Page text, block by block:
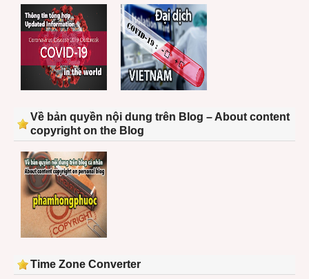
Về bản quyền nội dung trên Blog – About content
copyright on the Blog
Time Zone Converter